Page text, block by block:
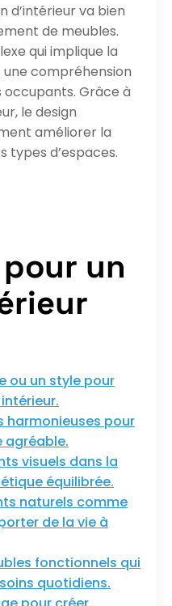
d’intérieur va bien
de meubles.
qui implique la
compréhension
occupants. Grâce à
le design
améliorer la
types d’espaces.
un
ou un style pour
harmonieuses pour
agréable.
visuels dans la
équilibrée.
naturels comme
de la vie à
fonctionnels qui
quotidiens.